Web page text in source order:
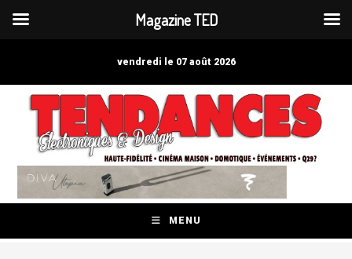
vendredi le 07 août 2026
MENU
Magazine TED